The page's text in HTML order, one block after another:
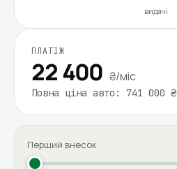
видачі
ПЛАТІЖ
22 400 ₴/міс
Повна ціна авто: 741 000 ₴
Перший внесок